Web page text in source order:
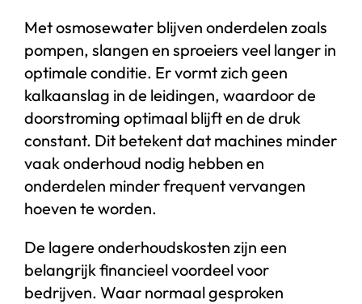
Met osmosewater blijven onderdelen zoals
pompen, slangen en sproeiers veel langer in
optimale conditie. Er vormt zich geen
kalkaanslag in de leidingen, waardoor de
doorstroming optimaal blijft en de druk
constant. Dit betekent dat machines minder
vaak onderhoud nodig hebben en
onderdelen minder frequent vervangen
hoeven te worden.
De lagere onderhoudskosten zijn een
belangrijk financieel voordeel voor
bedrijven. Waar normaal gesproken